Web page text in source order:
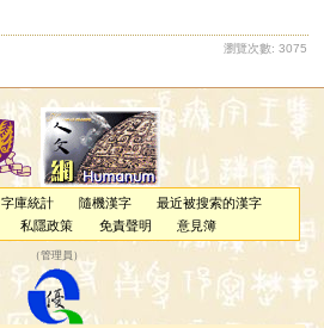
瀏覽次數: 3075
字庫統計 隨機漢字
最近被搜索的漢字
私隱政策 免責聲明 意見簿
（管理員 ）